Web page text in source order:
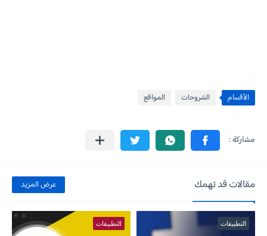
الأقسام الشروحات المواقع
مقالات قد تهمك عرض المزيد
التطبيقات التطبيقات